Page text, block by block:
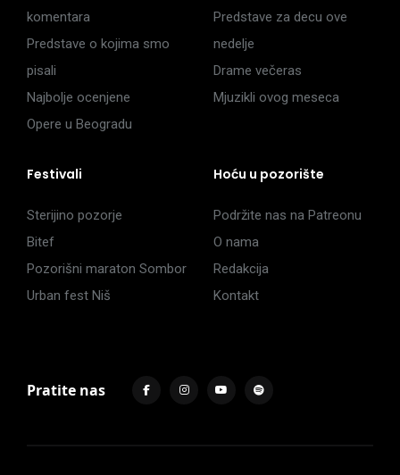
komentara
Predstave o kojima smo
pisali
Najbolje ocenjene
Opere u Beogradu
Predstave za decu ove
nedelje
Drame večeras
Mjuzikli ovog meseca
Festivali
Sterijino pozorje
Bitef
Pozorišni maraton Sombor
Urban fest Niš
Hoću u pozorište
Podržite nas na Patreonu
O nama
Redakcija
Kontakt
Pratite nas